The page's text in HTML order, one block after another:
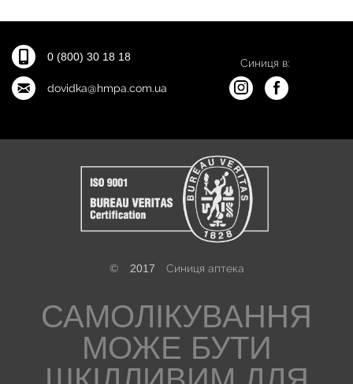
0 (800) 30 18 18
dovidka@hmpa.com.ua
Синиця в:
© 2017 Синиця аптека
САМОЛІКУВАННЯ
МОЖЕ БУТИ